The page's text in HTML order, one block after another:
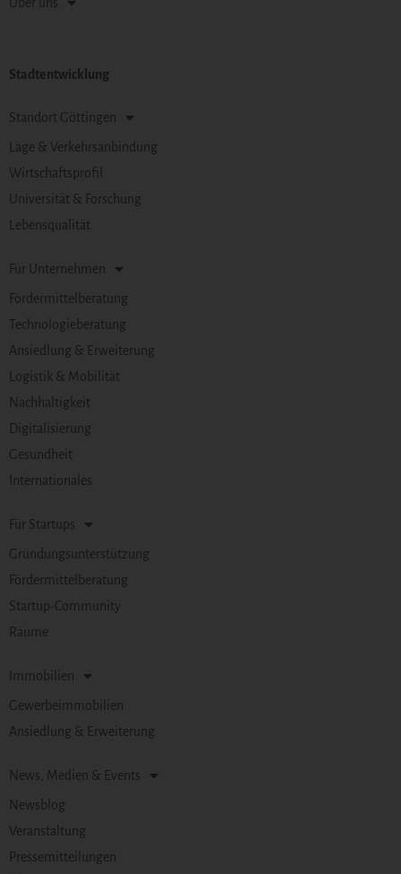
Stadtentwicklung
Standort Göttingen
Lage & Verkehrsanbindung
Wirtschaftsprofil
Universität & Forschung
Lebensqualität
Für Unternehmen
Fördermittelberatung
Technologieberatung
Ansiedlung & Erweiterung
Logistik & Mobilität
Nachhaltigkeit
Digitalisierung
Gesundheit
Internationales
Für Startups
Gründungsunterstützung
Fördermittelberatung
Startup-Community
Räume
Immobilien
Gewerbeimmobilien
Ansiedlung & Erweiterung
News, Medien & Events
Newsblog
Veranstaltung
Pressemitteilungen